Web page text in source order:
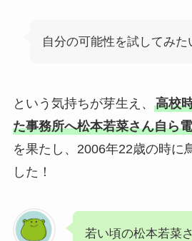
自分の可能性を試してみた
という気持ちが芽生え、 高校
た事務所へ松本若菜さん自ら
を果たし、2006年22歳の時に
した！
若い頃の松本若菜